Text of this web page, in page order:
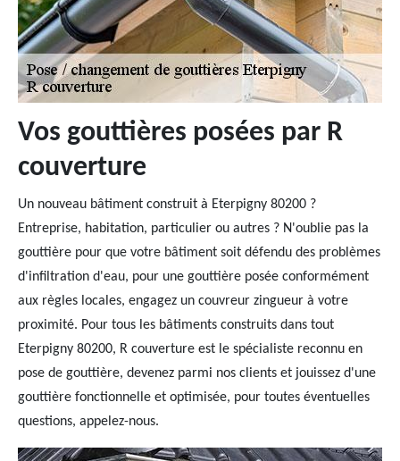
Vos gouttières posées par R
couverture
Un nouveau bâtiment construit à Eterpigny 80200 ?
Entreprise, habitation, particulier ou autres ? N'oublie pas la
gouttière pour que votre bâtiment soit défendu des problèmes
d'infiltration d'eau, pour une gouttière posée conformément
aux règles locales, engagez un couvreur zingueur à votre
proximité. Pour tous les bâtiments construits dans tout
Eterpigny 80200, R couverture est le spécialiste reconnu en
pose de gouttière, devenez parmi nos clients et jouissez d'une
gouttière fonctionnelle et optimisée, pour toutes éventuelles
questions, appelez-nous.